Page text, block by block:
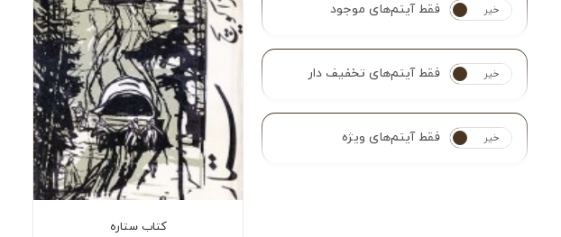
بله خیر فقط آیتم‌های موجود
بله خیر فقط آیتم‌های تخفیف دار
بله خیر فقط آیتم‌های ویژه
کتاب ستاره